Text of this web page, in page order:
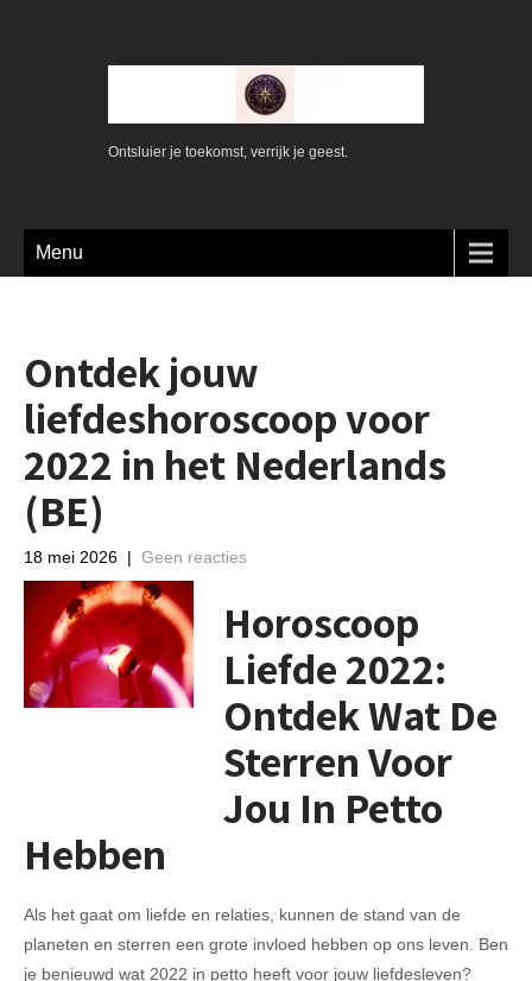
Ontsluier je toekomst, verrijk je geest.
Menu
Ontdek jouw
liefdeshoroscoop voor
2022 in het Nederlands
(BE)
18 mei 2026 | Geen reacties
Horoscoop
Liefde 2022:
Ontdek Wat De
Sterren Voor
Jou In Petto
Hebben
Als het gaat om liefde en relaties, kunnen de stand van de
planeten en sterren een grote invloed hebben op ons leven. Ben
je benieuwd wat 2022 in petto heeft voor jouw liefdesleven?